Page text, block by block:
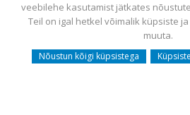
Utiliseerimine
Sisukaart
Webmail
veebilehe kasutamist jätkates
Teil on igal hetkel võimalik küpsiste
muuta.
Nõustun kõigi küpsistega